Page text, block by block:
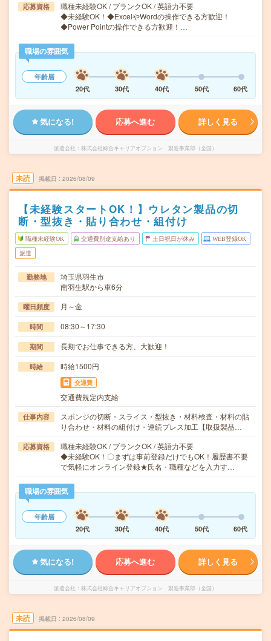
応募資格
職種未経験OK / ブランクOK / 英語力不要
◆未経験OK！◆ExcelやWordの操作できる方歓迎！
◆Power Pointの操作できる方歓迎！…
職場の雰囲気
年齢層
20代
30代 40代 50代 60代
気になる! 応募へ進む 詳しく見る
派遣会社 株式会社綜合キャリアオプション 製造事業部（全国）
未読 掲載日 2026/08/09
【未経験スタートOK！】ウレタン製品の切
断・型抜き・貼り合わせ・組付け
職種未経験OK 交通費別途支給あり 土日祝日が休み WEB登録OK
派遣
勤務地
埼玉県羽生市
南羽生駅から車6分
曜日頻度 月～金
時間 08:30～17:30
期間 長期でお仕事できる方、大歓迎！
時給 時給1500円
交通費
交通費規定内支給
仕事内容
スポンジの切断・スライス・型抜き・材料検査・材料の貼
り合わせ・材料の組付け・連続プレス加工【取扱製品…
応募資格
職種未経験OK / ブランクOK / 英語力不要
◆未経験OK！〇まずは事前登録だけでもOK！履歴書不要
で気軽にオンライン登録★氏名・職種などを入力す…
職場の雰囲気
年齢層
20代
30代 40代 50代 60代
気になる! 応募へ進む 詳しく見る
派遣会社 株式会社綜合キャリアオプション 製造事業部（全国）
未読 掲載日 2026/08/09